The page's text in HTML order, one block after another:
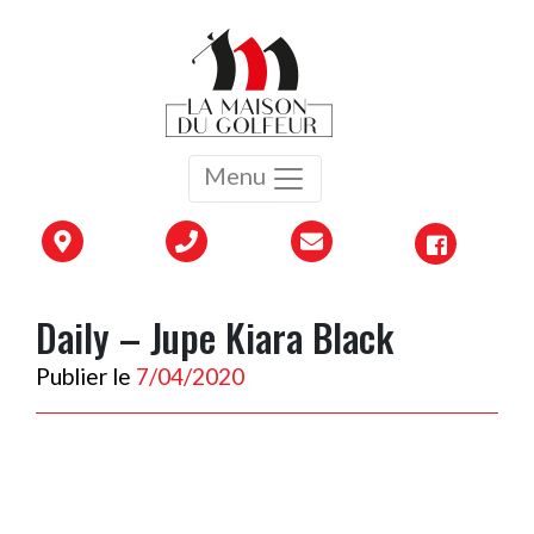
Menu
Daily – Jupe Kiara Black
Publier le 7/04/2020